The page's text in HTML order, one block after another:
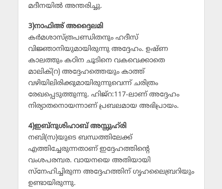
മദീനയില്‍ അന്തരിച്ചു.
3)നാഫിഅ് അദ്ദൈലമി
കര്‍മശാസ്ത്രപണ്ഡിതനും ഹദീസ്
വിജ്ഞാനിയുമായിരുന്നു അദ്ദേഹം. ഉഷ്ണ
കാലത്തും കഠിന ചൂടിനെ വകവെക്കാതെ
മാലിക്(റ) അദ്ദേഹത്തെയും കാത്ത്
വഴിയിലിരിക്കുമായിരുന്നുവെന്ന് ചരിത്രം
രേഖപ്പെടുത്തുന്നു. ഹിജ്‌റ:117-ലാണ് അദ്ദേഹം
നിര്യാതനാെയന്നാണ് പ്രബലമായ അഭിപ്രായം.
4)ഇബ്‌നുശിഹാബ് അസ്സുഹ്‌രി
നബി(സ)യുടെ ബന്ധത്തിലേക്ക്
എത്തിച്ചേരുന്നതാണ് ഇദ്ദേഹത്തിന്റെ
വംശപരമ്പര. വായനയെ അതിയായി
സ്‌നേഹിച്ചിരുന്ന അദ്ദേഹത്തിന് ഗൃഹലൈബ്രറിയും
ഉണ്ടായിരുന്നു.